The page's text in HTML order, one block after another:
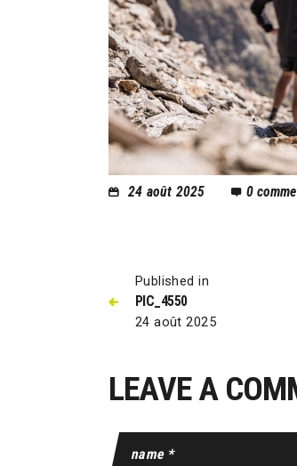
24 août 2025 0
Published in
PIC_4550
24 août 2025
LEAVE A